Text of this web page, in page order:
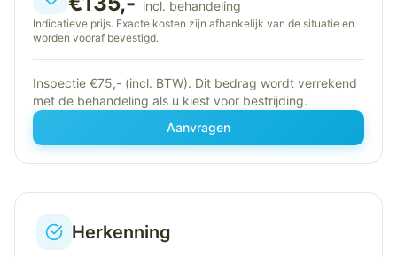
incl. behandeling
Indicatieve prijs. Exacte kosten zijn afhankelijk van de situatie en
worden vooraf bevestigd.
Inspectie €75,- (incl. BTW). Dit bedrag wordt verrekend
met de behandeling als u kiest voor bestrijding.
Aanvragen
Herkenning